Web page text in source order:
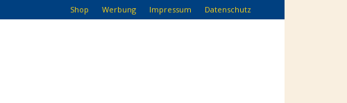
Shop Werbung Impressum Datenschutz